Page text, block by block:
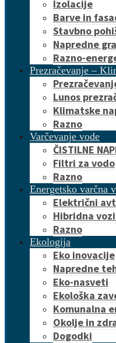
Izolacije
Barve in
Stavbno
Napredne
Razno-
Prezračevanje –
Lunos
Klimatske
Razno
Varčevanje vode
ČISTILNE
Filtri za vodo
Razno
Energetsko varčna
Električni
Hibridna
Razno
Ekologija
Eko inovacije
Napredne
Eko-nasveti
Ekološka
Komunalna
Okolje in
Dogodki